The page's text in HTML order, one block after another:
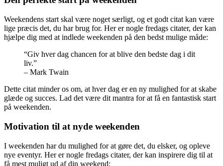
Weekendens start skal være noget særligt, og et godt citat kan være
lige præcis det, du har brug for. Her er nogle fredags citater, der kan
hjælpe dig med at indlede weekenden på den bedst mulige måde:
“Giv hver dag chancen for at blive den bedste dag i dit
liv.”
– Mark Twain
Dette citat minder os om, at hver dag er en ny mulighed for at skabe
glæde og succes. Lad det være dit mantra for at få en fantastisk start
på weekenden.
Motivation til at nyde weekenden
I weekenden har du mulighed for at gøre det, du elsker, og opleve
nye eventyr. Her er nogle fredags citater, der kan inspirere dig til at
få mest muligt ud af din weekend: